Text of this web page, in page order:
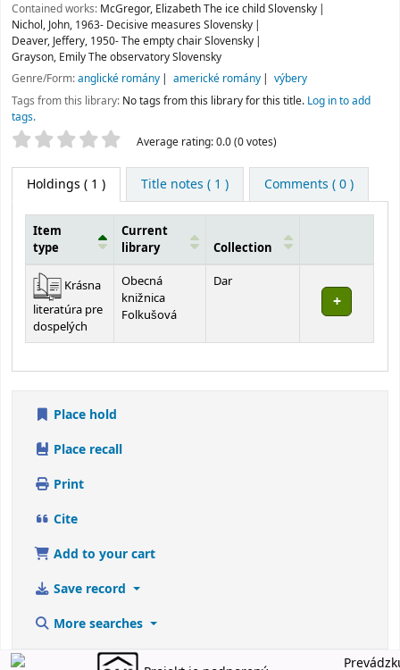
Contained works: McGregor, Elizabeth The ice child Slovensky
Nichol, John, 1963- Decisive measures Slovensky
Deaver, Jeffery, 1950- The empty chair Slovensky
Grayson, Emily The observatory Slovensky
Genre/Form:anglické romány americké romány
výbery
Tags from this library: No tags from this library for this title. Log in to add
tags.
Star ratings Average rating: 0.0 (0 votes)
Holdings ( 1 ) Title notes ( 1 ) Comments ( 0 )
Holdings
Item
type
Current
library
Collection
Krásna
literatúra pre
dospelých
Obecná
knižnica
Folkušová
Dar
Place hold
Place recall
Print
Cite
Add to your cart
Save record
More searches